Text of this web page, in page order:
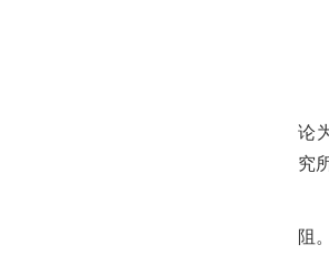
论
究
阻